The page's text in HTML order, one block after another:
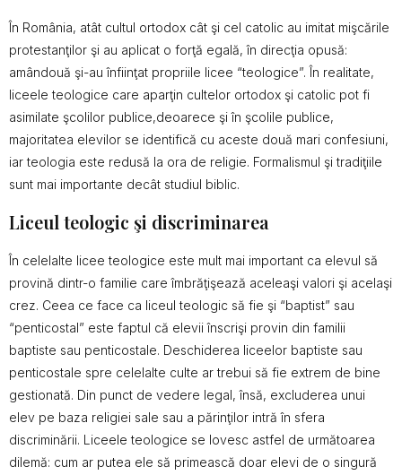
În România, atât cultul ortodox cât şi cel catolic au imitat mişcările
protestanţilor şi au aplicat o forţă egală, în direcţia opusă:
amândouă şi-au înfiinţat propriile licee “teologice”. În realitate,
liceele teologice care aparţin cultelor ortodox şi catolic pot fi
asimilate şcolilor publice,deoarece şi în şcolile publice,
majoritatea elevilor se identifică cu aceste două mari confesiuni,
iar teologia este redusă la ora de religie. Formalismul şi tradiţiile
sunt mai importante decât studiul biblic.
Liceul teologic şi discriminarea
În celelalte licee teologice este mult mai important ca elevul să
provină dintr-o familie care îmbrăţişează aceleaşi valori şi acelaşi
crez. Ceea ce face ca liceul teologic să fie şi “baptist” sau
“penticostal” este faptul că elevii înscrişi provin din familii
baptiste sau penticostale. Deschiderea liceelor baptiste sau
penticostale spre celelalte culte ar trebui să fie extrem de bine
gestionată. Din punct de vedere legal, însă, excluderea unui
elev pe baza religiei sale sau a părinţilor intră în sfera
discriminării. Liceele teologice se lovesc astfel de următoarea
dilemă: cum ar putea ele să primească doar elevi de o singură